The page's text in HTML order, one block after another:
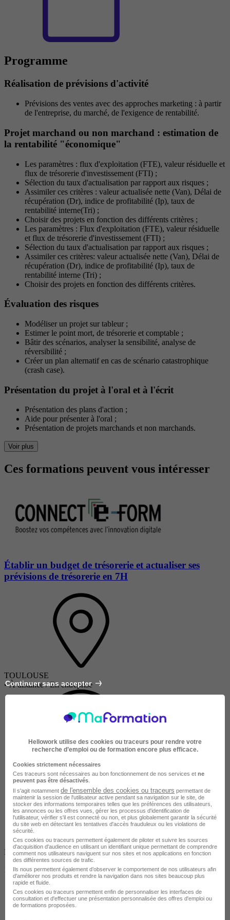
Programme
Réalisation de prévisions d'activité
Prévisions des ventes avec des approches marketing : à partir
de l'entreprise, du marché, de l'exigence de rentabilité.
Projet marchand ou non marchand : estimation de
la rentabilité "économique"
Les paramètres : flux d'exploitation (FTE), valeur résiduelle et
flux de trésorerie d'investissement (FTI) ;
Sélection du taux d'actualisation par rapport aux risques ;
Assimiler ces critères : valeur actualisée nette (Van), Délai de
récupération (Dr), indice de profitabilité (Ip), taux de
rentabilité interne(Tri) ;
Choisir des projets en fonction des différents critères ;
Les paramètres : Flux d'exploitation (FTE), valeur résiduelle
et flux de trésorerie d'investissement (FTI) ;
Sélection du taux d'actualisation par rapport aux risques ;
Assimiler ces critères: valeur actualisée nette (Van), Délai de
récupération (Dr), indice de profitabilité (Ip), taux de
rentabilité interne (Tri) ;
Choisir des projets en fonction des différents critères.
Évaluation des risques
Modéliser un projet sur tableur ;
Estimer le point mort, de trésorerie et comptable ;
Bâtir des scénarios, analyser la sensibilité, analyse de
réversibilité ;
Créer un plan alternatif en cas de scénario catastrophique
(crash case).
Présentation du projet à l'oral et à l'écrit
Présentation des plans d'action ;
Aide pour présenter à l'oral ;
Présentation de projets marchands et non marchands.
Voir plus
Ces formations peuvent vous intéresser
Établir un budget de trésorerie et actualiser ses
prévisions de trésorerie en 7H
TOULOUSE
• À distance / En entreprise
Non finançable CPF
1195 €
Continuer sans accepter
Hellowork utilise des cookies ou traceurs pour rendre votre
recherche d’emploi ou de formation encore plus efficace.
Cookies strictement nécessaires
Ces traceurs sont nécessaires au bon fonctionnement de nos services et ne
peuvent pas être désactivés
Il s'agit notamment de l'ensemble des cookies ou traceurs permettant de
maintenir la session de l'utilisateur active pendant sa navigation sur le site, de
stocker des informations temporaires telles que les préférences des utilisateurs,
les annonces ou les offres vues, gérer les processus d'identification de
l'utilisateur, vérifier s'il est connecté ou non, et plus globalement garantir la sécurité
du site web en détectant les tentatives d'accès frauduleux ou les violations de
sécurité.
Ces cookies ou traceurs permettent également de piloter et suivre les sources
d'acquisition d'audience en utilisant un identifiant unique permettant de comprendre
comment nos utilisateurs naviguent sur nos sites et nos applications en fonction
des différentes sources de trafic.
Ils nous permettent également d’observer le comportement de nos utilisateurs afin
d'améliorer nos produits et rendre la navigation dans nos sites beaucoup plus
rapide et fluide.
Ces cookies ou traceurs permettent enfin de personnaliser les interfaces de
consultation et d'effectuer une présentation personnalisée des offres d'emploi ou
de formations proposées.